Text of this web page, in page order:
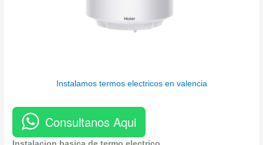
Instalamos termos electricos en valencia
Consultanos Aqui